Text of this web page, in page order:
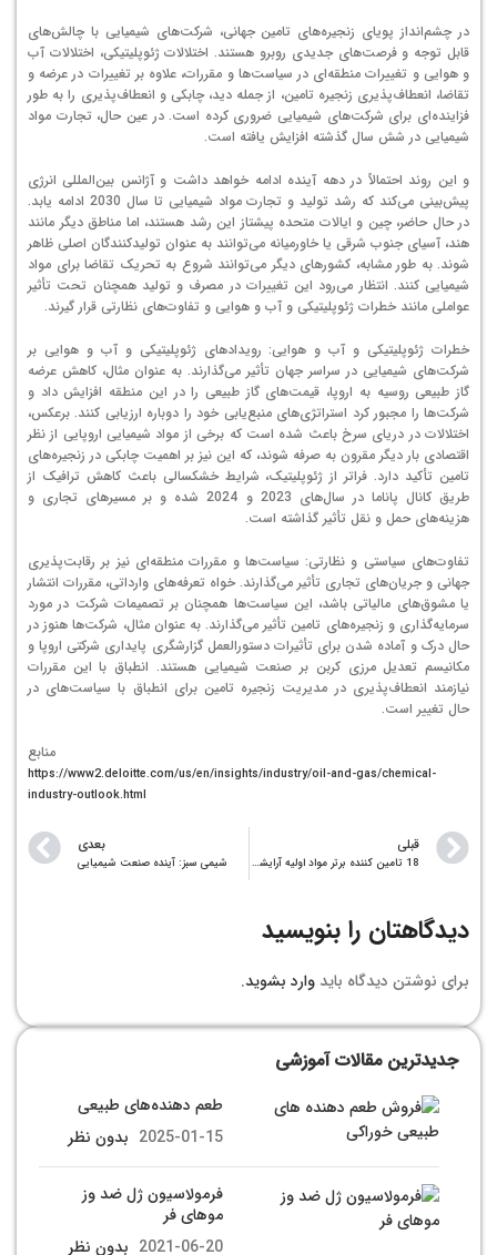
در چشم‌انداز پویای زنجیره‌های تامین جهانی، شرکت‌های شیمیایی با چالش‌های
قابل توجه و فرصت‌های جدیدی روبرو هستند. اختلالات ژئوپلیتیکی، اختلالات آب
و هوایی و تغییرات منطقه‌ای در سیاست‌ها و مقررات، علاوه بر تغییرات در عرضه و
تقاضا، انعطاف‌پذیری زنجیره تامین، از جمله دید، چابکی و انعطاف‌پذیری را به طور
فزاینده‌ای برای شرکت‌های شیمیایی ضروری کرده است. در عین حال، تجارت مواد
شیمیایی در شش سال گذشته افزایش یافته است.
و این روند احتمالاً در دهه آینده ادامه خواهد داشت و آژانس بین‌المللی انرژی
پیش‌بینی می‌کند که رشد تولید و تجارت مواد شیمیایی تا سال 2030 ادامه یابد.
در حال حاضر، چین و ایالات متحده پیشتاز این رشد هستند، اما مناطق دیگر مانند
هند، آسیای جنوب شرقی یا خاورمیانه می‌توانند به عنوان تولیدکنندگان اصلی ظاهر
شوند. به طور مشابه، کشورهای دیگر می‌توانند شروع به تحریک تقاضا برای مواد
شیمیایی کنند. انتظار می‌رود این تغییرات در مصرف و تولید همچنان تحت تأثیر
عواملی مانند خطرات ژئوپلیتیکی و آب و هوایی و تفاوت‌های نظارتی قرار گیرند.
خطرات ژئوپلیتیکی و آب و هوایی: رویدادهای ژئوپلیتیکی و آب و هوایی بر
شرکت‌های شیمیایی در سراسر جهان تأثیر می‌گذارند. به عنوان مثال، کاهش عرضه
گاز طبیعی روسیه به اروپا، قیمت‌های گاز طبیعی را در این منطقه افزایش داد و
شرکت‌ها را مجبور کرد استراتژی‌های منبع‌یابی خود را دوباره ارزیابی کنند. برعکس،
اختلالات در دریای سرخ باعث شده است که برخی از مواد شیمیایی اروپایی از نظر
اقتصادی بار دیگر مقرون به صرفه شوند، که این نیز بر اهمیت چابکی در زنجیره‌های
تامین تأکید دارد. فراتر از ژئوپلیتیک، شرایط خشکسالی باعث کاهش ترافیک از
طریق کانال پاناما در سال‌های 2023 و 2024 شده و بر مسیرهای تجاری و
هزینه‌های حمل و نقل تأثیر گذاشته است.
تفاوت‌های سیاستی و نظارتی: سیاست‌ها و مقررات منطقه‌ای نیز بر رقابت‌پذیری
جهانی و جریان‌های تجاری تأثیر می‌گذارند. خواه تعرفه‌های وارداتی، مقررات انتشار
یا مشوق‌های مالیاتی باشد، این سیاست‌ها همچنان بر تصمیمات شرکت در مورد
سرمایه‌گذاری و زنجیره‌های تامین تأثیر می‌گذارند. به عنوان مثال، شرکت‌ها هنوز در
حال درک و آماده شدن برای تأثیرات دستورالعمل گزارشگری پایداری شرکتی اروپا و
مکانیسم تعدیل مرزی کربن بر صنعت شیمیایی هستند. انطباق با این مقررات
نیازمند انعطاف‌پذیری در مدیریت زنجیره تامین برای انطباق با سیاست‌های در
حال تغییر است.
منابع
https://www2.deloitte.com/us/en/insights/industry/oil-and-gas/chemical-
industry-outlook.html
قبلی
18 تامین کننده برتر مواد اولیه آرایشی و بهداشتی در جهان در سال 2024
بعدی
شیمی سبز: آینده صنعت شیمیایی
دیدگاهتان را بنویسید
برای نوشتن دیدگاه باید وارد بشوید.
جدیدترین مقالات آموزشی
طعم دهنده‌های طبیعی
2025-01-15 بدون نظر
فرمولاسیون ژل ضد وز
موهای فر
2021-06-20 بدون نظر